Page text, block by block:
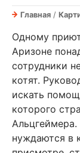
Главная /
Одному
Аризоне
сотрудники
котят.
искать
которого
нуждаются в